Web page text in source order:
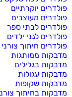
פולדרים יוקרתיים
פולדרים מעוצבים
פולדרים לבתי ספר
פולדרים לגני ילדים
פולדרים חיתוך צורני
מדבקות ממותגות
מדבקות בגלילים
מדבקות עגולות
מדבקות שקופות
מדבקות בחיתוך